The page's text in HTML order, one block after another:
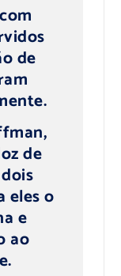
de
de
eles o
e
ao